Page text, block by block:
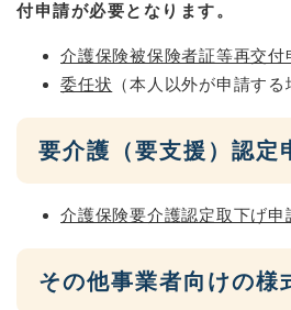
付申請が必要となります。​
介護保険被保険者証等再交付
委任状 （本人以外が申請する
要介護（要支援）認定
介護保険要介護認定取下げ申
その他事業者向けの様